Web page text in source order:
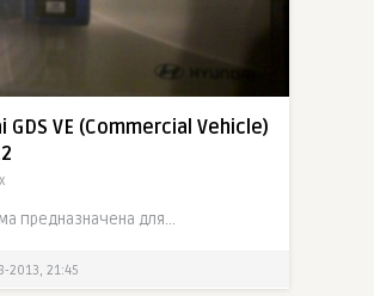
GDS VE (Commercial Vehicle)
Программа предназначена для диагностики коммерческих автомобилей компании Hyundai
2013, 21:45